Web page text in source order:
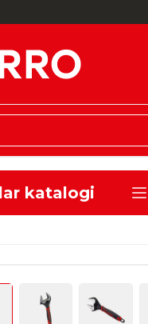
katalogi